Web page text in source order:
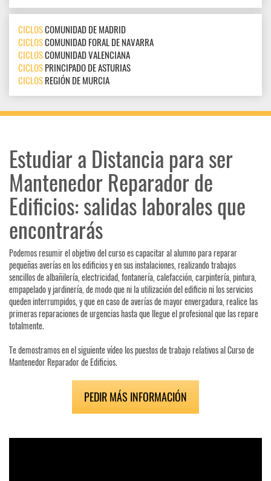
CICLOSCOMUNIDAD DE MADRID
CICLOSCOMUNIDAD FORAL DE NAVARRA
CICLOSCOMUNIDAD VALENCIANA
CICLOSPRINCIPADO DE ASTURIAS
CICLOSREGIÓN DE MURCIA
Estudiar a Distancia para ser
Mantenedor Reparador de
Edificios: salidas laborales que
encontrarás
Podemos resumir el objetivo del curso es capacitar al alumno para reparar
pequeñas averías en los edificios y en sus instalaciones, realizando trabajos
sencillos de albañilería, electricidad, fontanería, calefacción, carpintería, pintura,
empapelado y jardinería, de modo que ni la utilización del edificio ni los servicios
queden interrumpidos, y que en caso de averías de mayor envergadura, realice las
primeras reparaciones de urgencias hasta que llegue el profesional que las repare
totalmente.
Te demostramos en el siguiente vídeo los puestos de trabajo relativos al Curso de
Mantenedor Reparador de Edificios.
PEDIR MÁS INFORMACIÓN